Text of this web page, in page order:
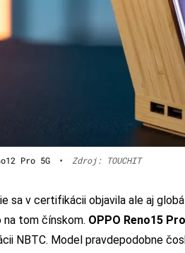
Pro 5G • Zdroj: TOUCHIT
sa v certifikácii objavila ale aj
na tom čínskom. OPPO Reno15
NBTC. Model pravdepodobne